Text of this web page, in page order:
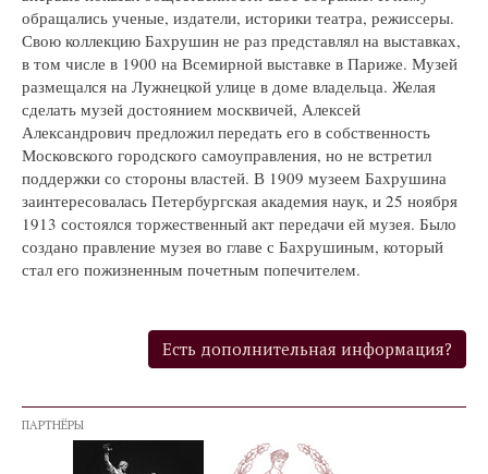
обращались ученые, издатели, историки театра, режиссеры.
Свою коллекцию Бахрушин не раз представлял на выставках,
в том числе в 1900 на Всемирной выставке в Париже. Музей
размещался на Лужнецкой улице в доме владельца. Желая
сделать музей достоянием москвичей, Алексей
Александрович предложил передать его в собственность
Московского городского самоуправления, но не встретил
поддержки со стороны властей. В 1909 музеем Бахрушина
заинтересовалась Петербургская академия наук, и 25 ноября
1913 состоялся торжественный акт передачи ей музея. Было
создано правление музея во главе с Бахрушиным, который
стал его пожизненным почетным попечителем.
Есть дополнительная информация?
ПАРТНЁРЫ